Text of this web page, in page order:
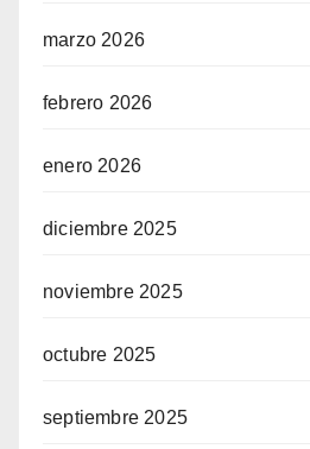
marzo 2026
febrero 2026
enero 2026
diciembre 2025
noviembre 2025
octubre 2025
septiembre 2025